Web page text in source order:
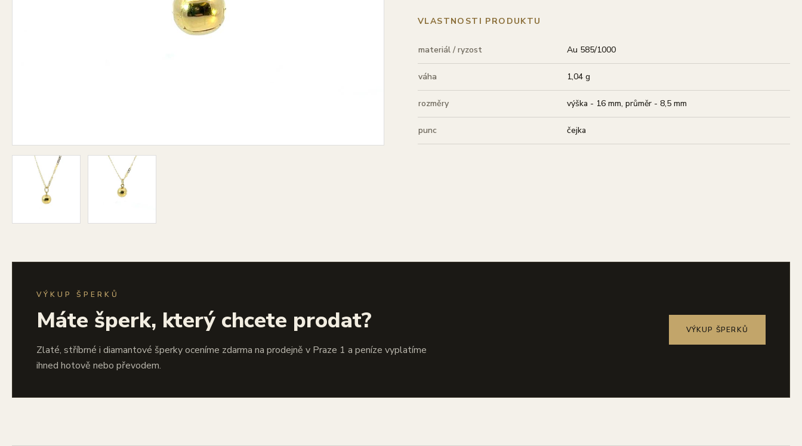
VLASTNOSTI PRODUKTU
materiál / ryzost Au 585/1000
váha 1,04 g
rozměry výška - 16 mm, průměr - 8,5 mm
punc čejka
VÝKUP ŠPERKŮ
Máte šperk, který chcete prodat?
Zlaté, stříbrné i diamantové šperky oceníme zdarma na prodejně v Praze 1 a peníze vyplatíme
ihned hotově nebo převodem.
VÝKUP ŠPERKŮ